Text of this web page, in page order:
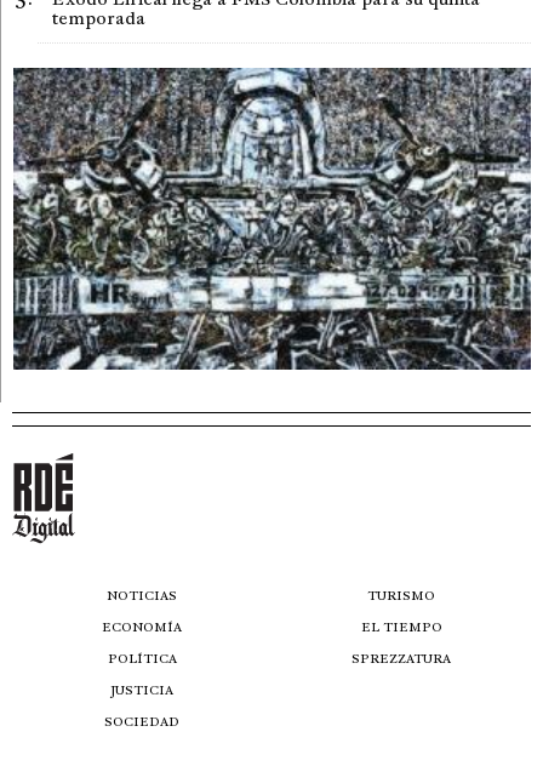
temporada
NOTICIAS
ECONOMÍA
POLÍTICA
JUSTICIA
SOCIEDAD
TURISMO
EL TIEMPO
SPREZZATURA